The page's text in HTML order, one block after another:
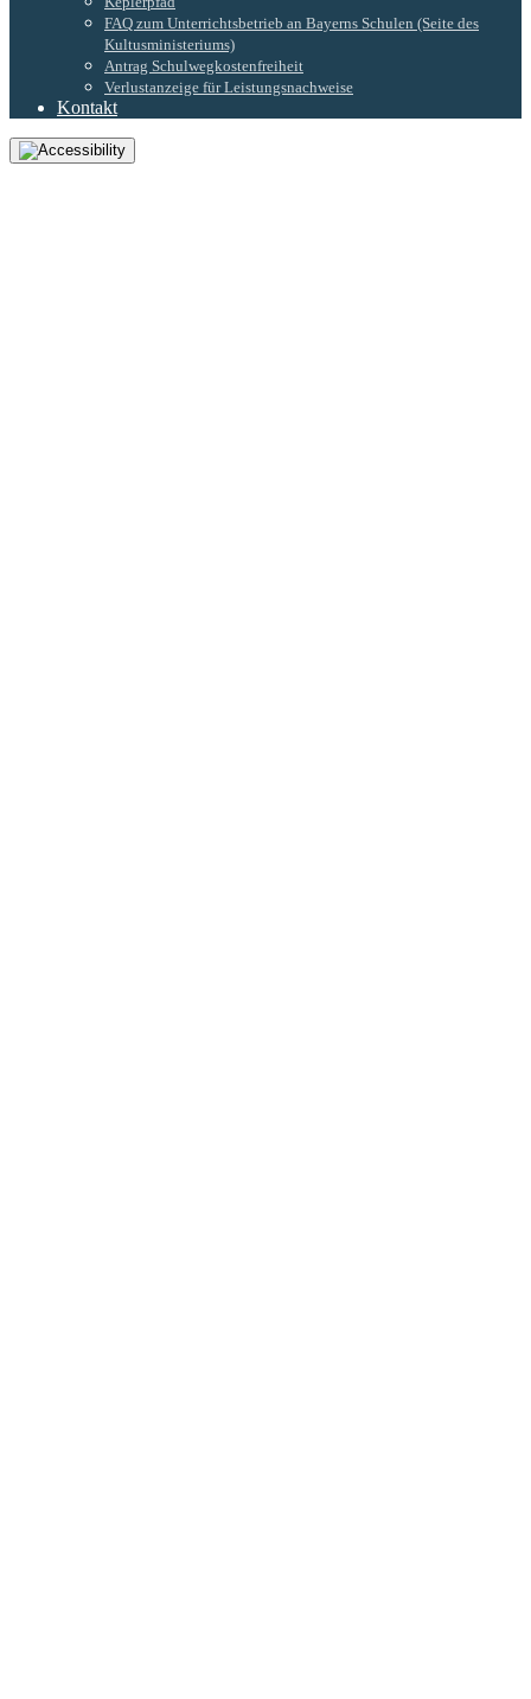
FAQ zum Unterrichtsbetrieb an Bayerns Schulen (Seite des
Kultusministeriums)
Antrag Schulwegkostenfreiheit
Verlustanzeige für Leistungsnachweise
Kontakt